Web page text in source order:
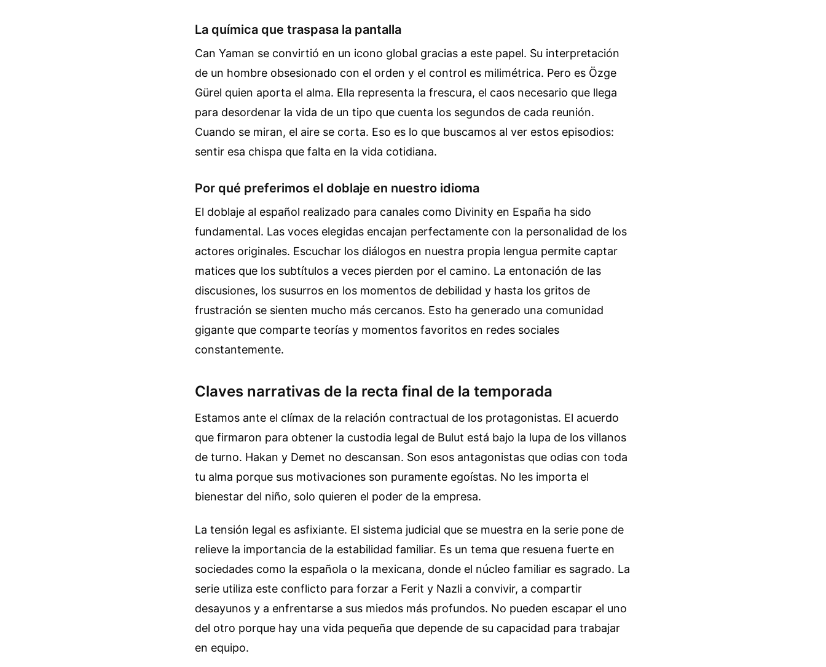
La química que traspasa la pantalla
Can Yaman se convirtió en un icono global gracias a este papel. Su interpretación
de un hombre obsesionado con el orden y el control es milimétrica. Pero es Özge
Gürel quien aporta el alma. Ella representa la frescura, el caos necesario que llega
para desordenar la vida de un tipo que cuenta los segundos de cada reunión.
Cuando se miran, el aire se corta. Eso es lo que buscamos al ver estos episodios:
sentir esa chispa que falta en la vida cotidiana.
Por qué preferimos el doblaje en nuestro idioma
El doblaje al español realizado para canales como Divinity en España ha sido
fundamental. Las voces elegidas encajan perfectamente con la personalidad de los
actores originales. Escuchar los diálogos en nuestra propia lengua permite captar
matices que los subtítulos a veces pierden por el camino. La entonación de las
discusiones, los susurros en los momentos de debilidad y hasta los gritos de
frustración se sienten mucho más cercanos. Esto ha generado una comunidad
gigante que comparte teorías y momentos favoritos en redes sociales
constantemente.
Claves narrativas de la recta final de la temporada
Estamos ante el clímax de la relación contractual de los protagonistas. El acuerdo
que firmaron para obtener la custodia legal de Bulut está bajo la lupa de los villanos
de turno. Hakan y Demet no descansan. Son esos antagonistas que odias con toda
tu alma porque sus motivaciones son puramente egoístas. No les importa el
bienestar del niño, solo quieren el poder de la empresa.
La tensión legal es asfixiante. El sistema judicial que se muestra en la serie pone de
relieve la importancia de la estabilidad familiar. Es un tema que resuena fuerte en
sociedades como la española o la mexicana, donde el núcleo familiar es sagrado. La
serie utiliza este conflicto para forzar a Ferit y Nazli a convivir, a compartir
desayunos y a enfrentarse a sus miedos más profundos. No pueden escapar el uno
del otro porque hay una vida pequeña que depende de su capacidad para trabajar
en equipo.